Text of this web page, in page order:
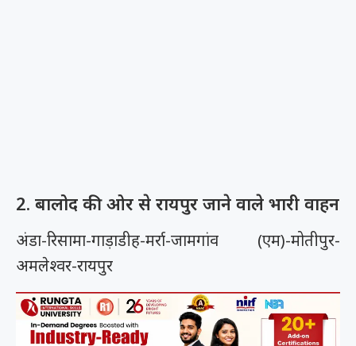
2. बालोद की ओर से रायपुर जाने वाले भारी वाहन
अंडा-रिसामा-गाड़ाडीह-मर्रा-जामगांव (एम)-मोतीपुर-
अमलेश्वर-रायपुर